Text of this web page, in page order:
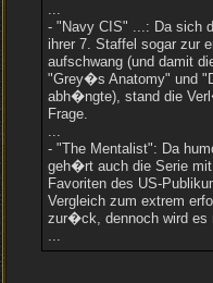
...
- "Navy CIS" ...: Da sich
ihrer 7. Staffel sogar zur
aufschwang (und damit
"Grey�s Anatomy" und
abh�ngte), stand die
Frage.
...
- "The Mentalist": Da
geh�rt auch die Serie
Favoriten des US-
Vergleich zum extrem
zur�ck, dennoch wird es
...